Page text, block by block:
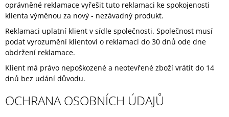
oprávněné reklamace vyřešit tuto reklamaci ke spokojenosti
klienta výměnou za nový - nezávadný produkt.
Reklamaci uplatní klient v sídle společnosti. Společnost musí
podat vyrozumění klientovi o reklamaci do 30 dnů ode dne
obdržení reklamace.
Klient má právo nepoškozené a neotevřené zboží vrátit do 14
dnů bez udání důvodu.
OCHRANA OSOBNÍCH ÚDAJŮ